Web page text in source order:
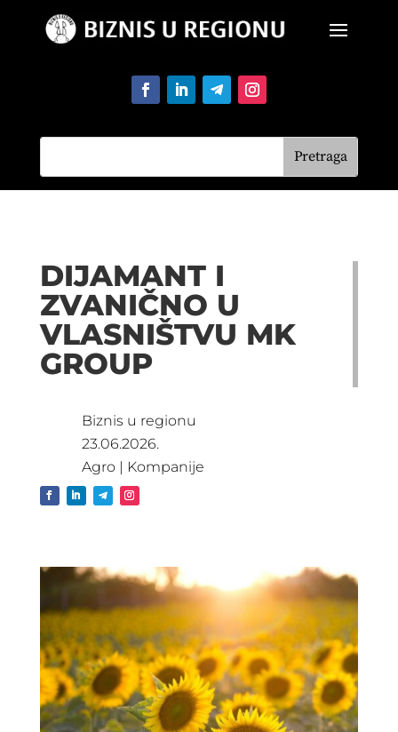
DIJAMANT I
ZVANIČNO U
VLASNIŠTVU MK
GROUP
Biznis u regionu
23.06.2026.
Agro| Kompanije